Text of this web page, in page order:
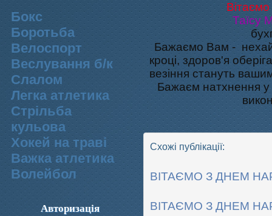
Бокс
Боротьба
Велоспорт
Веслування б/к
Cлалом
Легка атлетика
Стрільба
кульова
Хокей на траві
Важка атлетика
Волейбол
Авторизація
Таїсу
Бажаємо Вам -
кроці, здоров'я
везіння стануть
Бажаєм натхнення у
Схожі публікації:
ВІТАЄМО З ДНЕМ
ВІТАЄМО З ДНЕМ